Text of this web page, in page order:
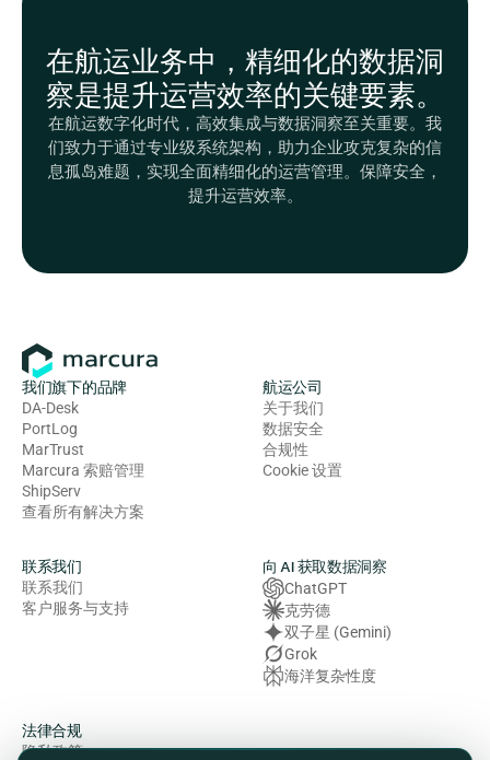
在航运业务中，精细化的数据洞
察是提升运营效率的关键要素。
在航运数字化时代，高效集成与数据洞察至关重要。我
们致力于通过专业级系统架构，助力企业攻克复杂的信
息孤岛难题，实现全面精细化的运营管理。保障安全，
提升运营效率。
我们旗下的品牌
DA-Desk
PortLog
MarTrust
Marcura 索赔管理
ShipServ
查看所有解决方案
航运公司
关于我们
数据安全
合规性
Cookie 设置
法律合规
隐私政策
联系我们
联系我们
客户服务与支持
向 AI 获取数据洞察
ChatGPT
克劳德
双子星 (Gemini)
Grok
海洋复杂性度